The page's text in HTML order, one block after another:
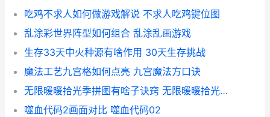
吃鸡不求人如何做游戏解说 不求人吃鸡键位图
乱涂彩世界阵型如何组合 乱涂乱画游戏
生存33天中火种源有啥作用 30天生存挑战
魔法工艺九宫格如何点亮 九宫魔法方口诀
无限暖暖拾光季拼图有啥子诀窍 无限暖暖拾光季活动
噬血代码2画面对比 噬血代码02